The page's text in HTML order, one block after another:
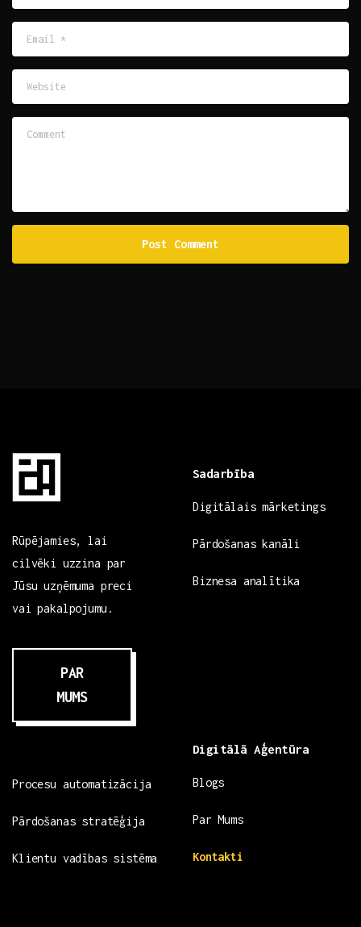
*
Website
Rūpējamies, lai
cilvēki uzzina par
Jūsu uzņēmuma preci
vai pakalpojumu.
PAR
MUMS
Sadarbība
Digitālais mārketings
Pārdošanas kanāli
Biznesa analītika
Procesu automatizācija
Pārdošanas stratēģija
Klientu vadības sistēma
Digitālā Aģentūra
Blogs
Par Mums
Kontakti